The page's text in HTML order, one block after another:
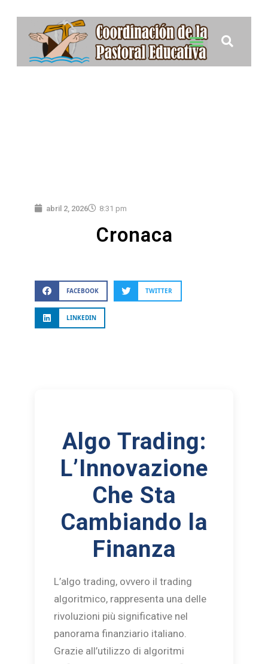
abril 2, 2026 8:31 pm
Cronaca
FACEBOOK TWITTER
LINKEDIN
Algo Trading:
L’Innovazione
Che Sta
Cambiando la
Finanza
L’algo trading, ovvero il trading
algoritmico, rappresenta una delle
rivoluzioni più significative nel
panorama finanziario italiano.
Grazie all’utilizzo di algoritmi